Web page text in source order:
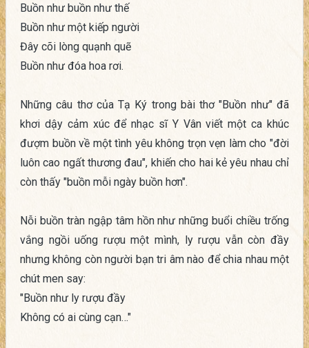
Buồn như buồn như thế
Buồn như một kiếp người
Đây cõi lòng quạnh quẽ
Buồn như đóa hoa rơi.
Những câu thơ của Tạ Ký trong bài thơ "Buồn như" đã
khơi dậy cảm xúc để nhạc sĩ Y Vân viết một ca khúc
đượm buồn về một tình yêu không trọn vẹn làm cho "đời
luôn cao ngất thương đau", khiến cho hai kẻ yêu nhau chỉ
còn thấy "buồn mỗi ngày buồn hơn".
Nỗi buồn tràn ngập tâm hồn như những buổi chiều trống
vắng ngồi uống rượu một mình, ly rượu vẫn còn đầy
nhưng không còn người bạn tri âm nào để chia nhau một
chút men say:
"Buồn như ly rượu đầy
Không có ai cùng cạn…"